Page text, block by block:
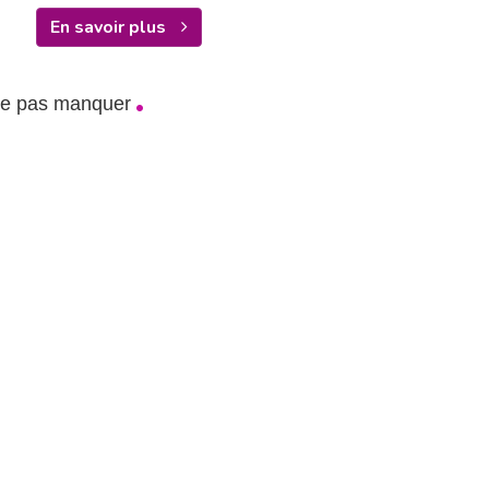
En savoir plus
pas manquer